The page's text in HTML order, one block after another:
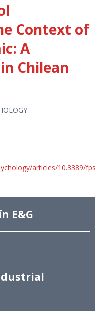
Context of
A
Chilean
articles/10.3389/
E&G